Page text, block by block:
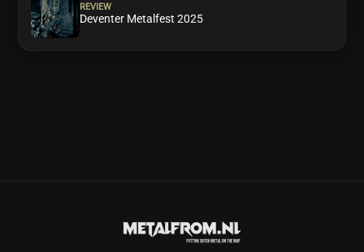
REVIEW
Deventer Metalfest 2025